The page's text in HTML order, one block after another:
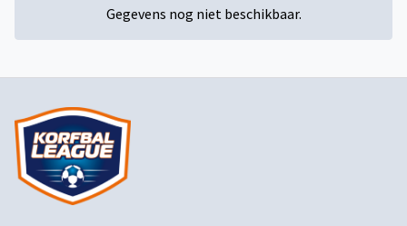
Gegevens nog niet beschikbaar.